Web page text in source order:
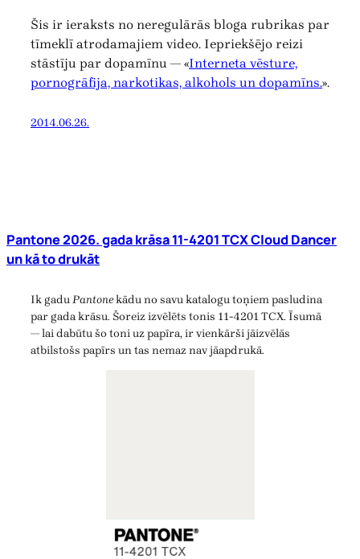
Šis ir ieraksts no neregulārās bloga rubrikas par
tīmeklī atrodamajiem video. Iepriekšējo reizi
stāstīju par dopamīnu — «Interneta vēsture,
pornogrāfija, narkotikas, alkohols un dopamīns.».
2014.06.26.
Pantone 2026. gada krāsa 11-4201 TCX Cloud Dancer
un kā to drukāt
Ik gaduPantonekādu no savu katalogu toņiem pasludina
par gada krāsu. Šoreiz izvēlēts tonis 11-4201 TCX. Īsumā
— lai dabūtu šo toni uz papīra, ir vienkārši jāizvēlās
atbilstošs papīrs un tas nemaz nav jāapdrukā.